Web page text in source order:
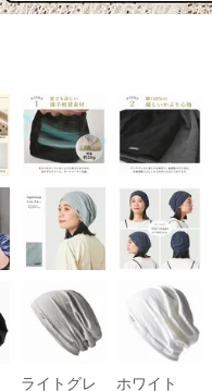
ライトグレ
ホワイト